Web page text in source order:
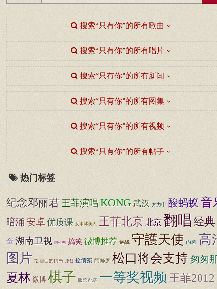
搜索“只有你”的所有歌曲
搜索“只有你”的所有唱片
搜索“只有你”的所有新闻
搜索“只有你”的所有图集
搜索“只有你”的所有视频
搜索“只有你”的所有帖子
热门标签
纪念邓丽君 王菲演唱KONG 武汉 方力申 酸蚂蚁 音
暗涌安卓 优质课 反串冰美人 王菲北京 北京 翻唱 经典
童 湖南卫视 同性恋 搞笑 微博推荐 逆战 守護天使 内幕 高
图片 给自己的情书 原创 控债案 阿修罗 松口将会支持匆匆
夏林 微博 棋子 服饰配搭 一等奖视频王菲2012